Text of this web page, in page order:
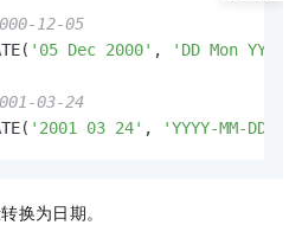
12-05
'05 Dec 2000' , 'DD Mon YYYY'
03-24
'2001 03 24' , 'YYYY-MM-DD'
换为日期。